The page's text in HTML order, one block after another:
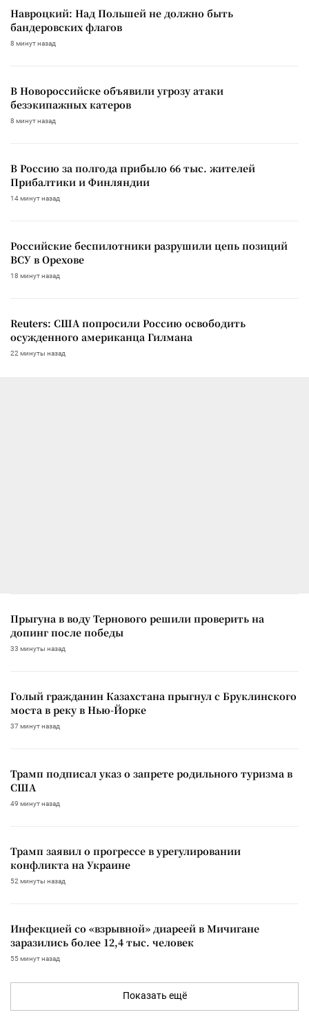
Навроцкий: Над Польшей не должно быть
бандеровских флагов
8 минут назад
В Новороссийске объявили угрозу атаки
безэкипажных катеров
8 минут назад
В Россию за полгода прибыло 66 тыс. жителей
Прибалтики и Финляндии
14 минут назад
Российские беспилотники разрушили цепь позиций
ВСУ в Орехове
18 минут назад
Reuters: США попросили Россию освободить
осужденного американца Гилмана
22 минуты назад
Прыгуна в воду Тернового решили проверить на
допинг после победы
33 минуты назад
Голый гражданин Казахстана прыгнул с Бруклинского
моста в реку в Нью-Йорке
37 минут назад
Трамп подписал указ о запрете родильного туризма в
США
49 минут назад
Трамп заявил о прогрессе в урегулировании
конфликта на Украине
52 минуты назад
Инфекцией со «взрывной» диареей в Мичигане
заразились более 12,4 тыс. человек
55 минут назад
Показать ещё